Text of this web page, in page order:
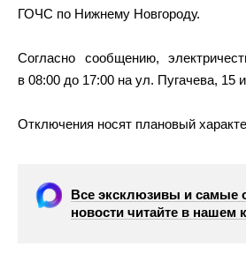
ГОЧС по Нижнему Новгороду.
Согласно сообщению,
в 08:00 до 17:00 на ул. Пугачева, 15
Отключения носят плановый
Все эксклюзивы и самые
новости читайте в нашем